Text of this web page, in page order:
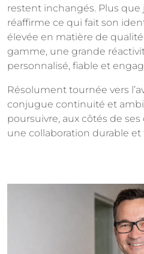
restent inchangés. Plus que
réaffirme ce qui fait son
élevée en matière de
gamme, une grande
personnalisé, fiable et
Résolument tournée vers
conjugue continuité et
poursuivre, aux côtés de
une collaboration durable